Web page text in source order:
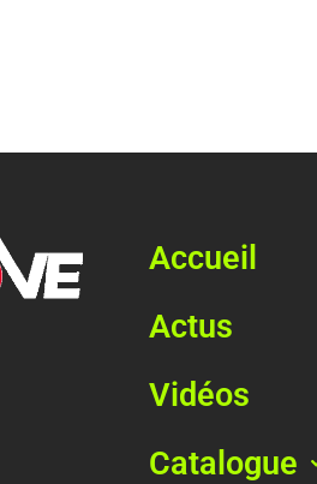
Accueil
Actus
Vidéos
Catalogue